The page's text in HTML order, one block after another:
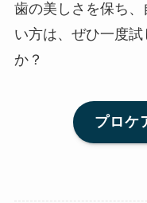
歯の美しさを保ち
い方は、ぜひ一度
か？
プロケ